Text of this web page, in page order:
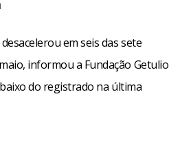
em seis das sete
informou a Fundação Getulio
do registrado na última